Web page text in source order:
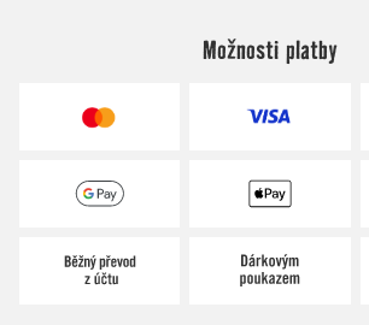
Možnosti platby